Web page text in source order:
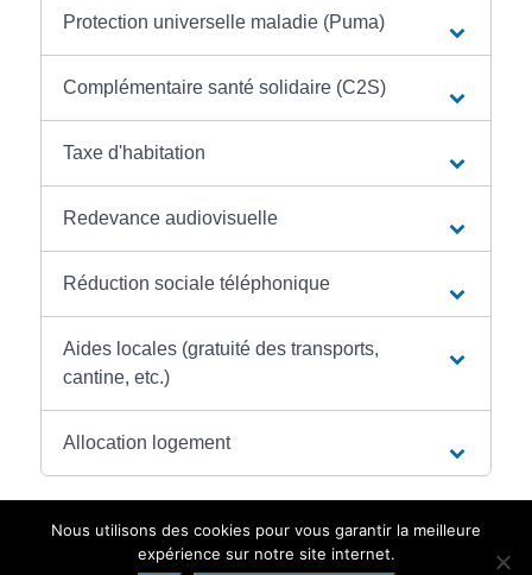
Protection universelle maladie (Puma)
Complémentaire santé solidaire (C2S)
Taxe d'habitation
Redevance audiovisuelle
Réduction sociale téléphonique
Aides locales (gratuité des transports,
cantine, etc.)
Allocation logement
Nous utilisons des cookies pour vous garantir la meilleure
expérience sur notre site internet.